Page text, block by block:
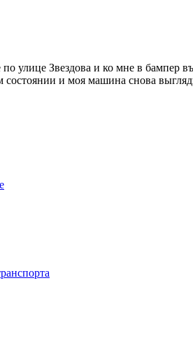
улице Звездова и ко мне в бампер
состоянии и моя машина снова